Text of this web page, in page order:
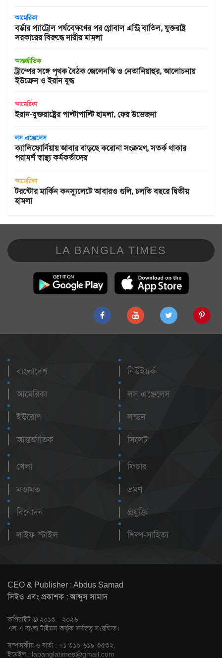
আমেরিকা
বর্ডার প্যাট্রোল পর্যবেক্ষণের পর গ্লোবাল এন্ট্রি বাতিল, যুক্তরাষ্ট্র
সরকারের বিরুদ্ধে নারীর মামলা
আন্তর্জাতিক
ট্রাম্পের সঙ্গে পৃথক বৈঠক জেলেনস্কি ও নেতানিয়াহুর, আলোচনায়
ইউক্রেন ও ইরান যুদ্ধ
আমেরিকা
ইরান-যুক্তরাষ্ট্রের পাল্টাপাল্টি হামলা, ফের উত্তেজনা
লস এঞ্জেলেস
ক্যালিফোর্নিয়ায় আবার বাড়ছে করোনা সংক্রমণ, সতর্ক থাকার
পরামর্শ স্বাস্থ্য কর্মকর্তাদের
আমেরিকা
টরন্টোর মার্কিন কনস্যুলেটে আবারও গুলি, চলতি বছরে দ্বিতীয়
হামলা
LA BANGLA TIMES
বাংলাদেশ
আমেরিকা
ইউরোপ
আন্তর্জাতিক
নিউইয়র্ক
লস এঞ্জেলেস
লন্ডন
সিলেট
খেলা
মতামত
বিনোদন
লাইফ স্টাইল
ফিচার
ভ্রমণ
প্রযুক্তি
শিল্প-সাহিত্য
CEO & Publisher : Abdus Samad
সিইও এবং প্রকাশক : আব্দুস সামাদ
কপিরাইট © ২০১৩ - ২০২৬
এল এ বাংলা টাইমস কর্তৃক সর্বস্বত্ব সংরক্ষিত।
সম্পাদকীয় ও বার্তা : +১ ৩১০-৬১৯-৩৫৩২,
ইমেইল : labanglatimes@gmail.com